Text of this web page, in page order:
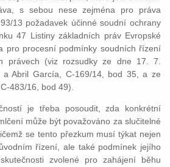
s sebou nese zejména pro práva
13 požadavek účinné soudní ochrany
47 Listiny základních práv Evropské
pro procesní podmínky soudních řízení
právech (viz rozsudky ze dne 17. 7.
a Abril García, C‑169/14, bod 35, a ze
16, bod 49).
je třeba posoudit, zda konkrétní
může být považováno za slučitelné
se tento přezkum musí týkat nejen
řízení, ale také podmínek jejího
zvolené pro zahájení běhu